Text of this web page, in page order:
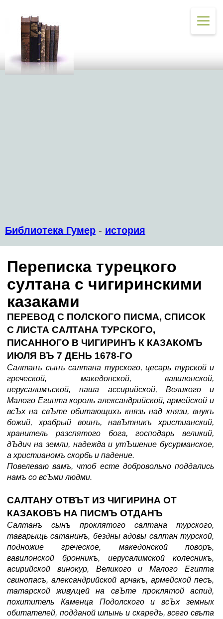
Библиотека Гумер - история
Переписка турецкого
султана с чигиринскими
казаками
ПЕРЕВОД С ПОЛСКОГО ПИСМА, СПИСОК
С ЛИСТА САЛТАНА ТУРСКОГО,
ПИСАННОГО В ЧИГИРИНЪ К КАЗАКОМЪ
ИЮЛЯ ВЪ 7 ДЕНЬ 1678-ГО
Салтанъ сынъ салтана турского, цесарь турской и
греческой, македонской, вавилонской,
иерусалимъской, паша ассирийской, Великого и
Малого Египта король александрийской, армейской и
всЪх на свЪте обитающихъ князь над князи, внукъ
божий, храбрый воинъ, навЪтникъ христианский,
хранитель разспятого бога, господарь великий,
дЪдич на земли, надежда и утЪшение бусурманское,
а христианомъ скорбь и падение.
Повелеваю вамъ, чтоб есте добровольно поддались
намъ со всЪми людми.
САЛТАНУ ОТВЪТ ИЗ ЧИГИРИНА ОТ
КАЗАКОВЪ НА ПИСМЪ ОТДАНЪ
Салтанъ сынъ проклятого салтана турского,
таварыщь сатанинъ, бездны адовы салтан турской,
подножие греческое, македонской поворъ,
вавилонской бронникъ, иерусалимской колесникъ,
асирийской винокур, Великого и Малого Египта
свинопасъ, александрийской арчакъ, армейской песъ,
татарской живущей на свЪте проклятой аспид,
похититель Каменца Подолского и всЪх земных
обитателей, подданой шпынь и скаредъ, всего свъта